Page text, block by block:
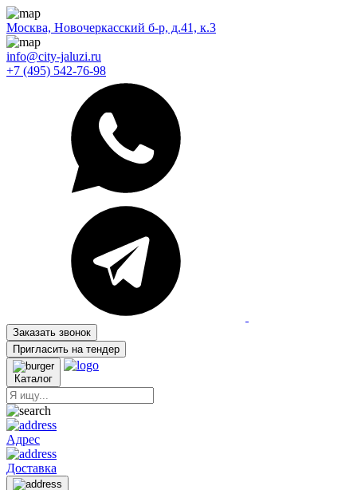
Москва, Новочеркасский б-р, д.41, к.3
info@city-jaluzi.ru
+7 (495) 542-76-98
Заказать звонок
Пригласить на тендер
Каталог
Адрес
Доставка